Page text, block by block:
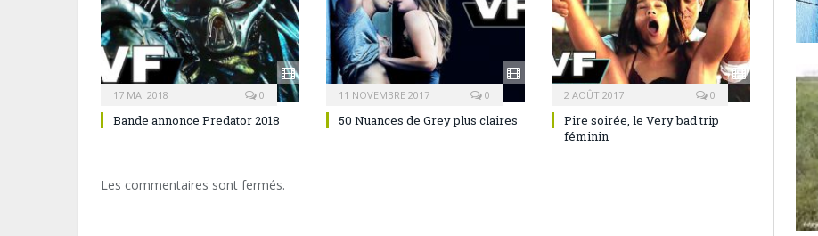
17 MAI 2018 0
Bande annonce Predator 2018
11 NOVEMBRE 2017 0
50 Nuances de Grey plus claires
2 AOÛT 2017 0
Pire soirée, le Very bad trip
féminin
Les commentaires sont fermés.